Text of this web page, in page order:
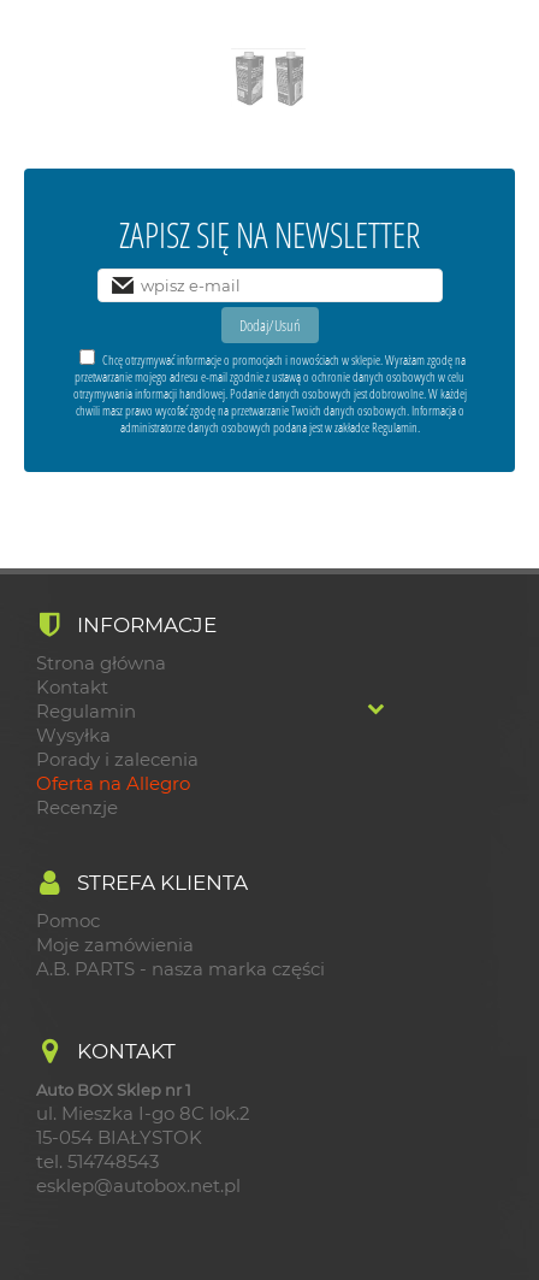
ZAPISZ SIĘ NA NEWSLETTER
Chcę otrzymywać informacje o promocjach i nowościach w sklepie. Wyrażam zgodę na
przetwarzanie mojego adresu e-mail zgodnie z ustawą o ochronie danych osobowych w celu
otrzymywania informacji handlowej. Podanie danych osobowych jest dobrowolne. W każdej
chwili masz prawo wycofać zgodę na przetwarzanie Twoich danych osobowych. Informacja o
administratorze danych osobowych podana jest w zakładce Regulamin.
INFORMACJE
Strona główna
Kontakt
Regulamin
Wysyłka
Porady i zalecenia
Oferta na Allegro
Recenzje
STREFA KLIENTA
Pomoc
Moje zamówienia
A.B. PARTS - nasza marka części
KONTAKT
Auto BOX Sklep nr 1
ul. Mieszka I-go 8C lok.2
15-054 BIAŁYSTOK
tel. 514748543
esklep@autobox.net.pl